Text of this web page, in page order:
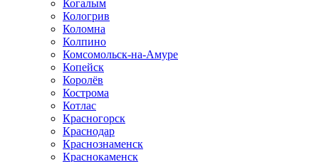
Когалым
Кологрив
Коломна
Колпино
Комсомольск-на-Амуре
Копейск
Королёв
Кострома
Котлас
Красногорск
Краснодар
Краснознаменск
Краснокаменск